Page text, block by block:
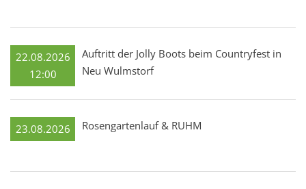
22.08.2026
12:00
Auftritt der Jolly Boots beim Countryfest in
Neu Wulmstorf
23.08.2026 Rosengartenlauf & RUHM